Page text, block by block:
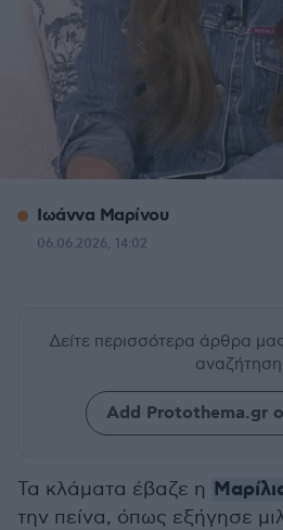
Ιωάννα Μαρίνου
06.06.2026, 14:02
Δείτε περισσότερα άρθρα
Add Protothema.gr
Τα κλάματα έβαζε η
την πείνα, όπως εξήγησε